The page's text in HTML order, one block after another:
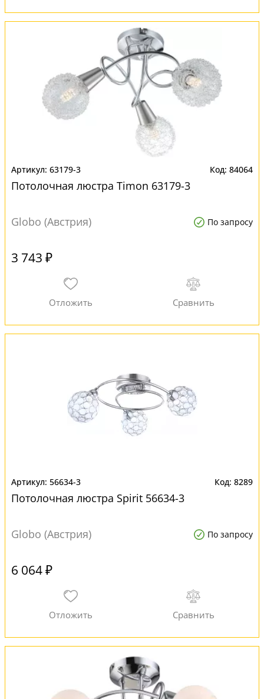
63179-3 84064
Потолочная люстра Timon 63179-3
Globo (Австрия) По запросу
3 743 ₽
56634-3 8289
Потолочная люстра Spirit 56634-3
Globo (Австрия) По запросу
6 064 ₽